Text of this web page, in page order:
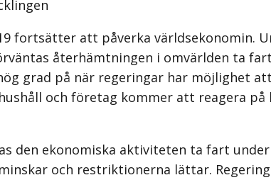
fortsätter att påverka världsekonomin.
återhämtningen i omvärlden ta
grad på när regeringar har möjlighet
och företag kommer att reagera på
den ekonomiska aktiviteten ta fart
och restriktionerna lättar.